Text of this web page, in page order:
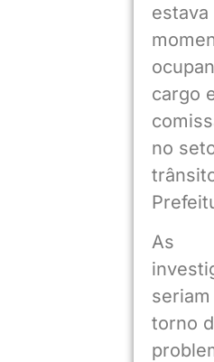
estava
cargo
no
As
seriam
torno